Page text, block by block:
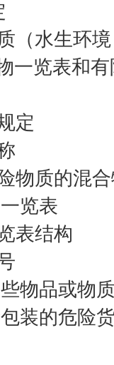
（水生环
一览表和
定
物质的混
览表
表结构
物品或物
装的危险